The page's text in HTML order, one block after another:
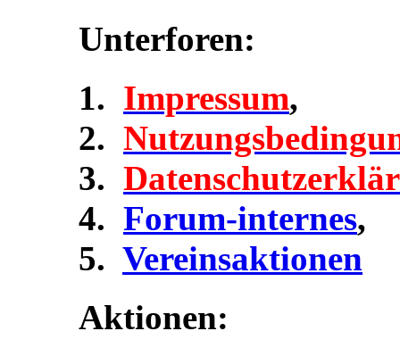
Unterforen:
Impressum,
Forum-internes,
Vereinsaktionen
Aktionen: